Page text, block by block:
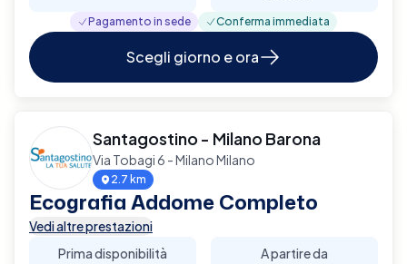
Pagamento in sede Conferma immediata
Scegli giorno e ora
Santagostino - Milano Barona
Via Tobagi 6 - Milano Milano
2.7 km
Ecografia Addome Completo
Vedi altre prestazioni
Prima disponibilità
A partire da